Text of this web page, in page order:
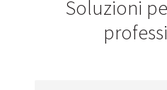
Soluzioni